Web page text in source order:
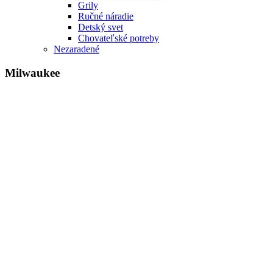
Grily
Ručné náradie
Detský svet
Chovateľské potreby
Nezaradené
Milwaukee